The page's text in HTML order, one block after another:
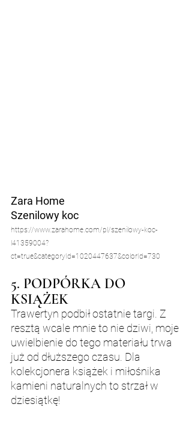
Zara Home
Szenilowy koc
https://www.zarahome.com/pl/szenilowy-koc-
l41359004?
ct=true&categoryId=1020447637&colorId=730
5. PODPÓRKA DO
KSIĄŻEK
Trawertyn podbił ostatnie targi. Z
resztą wcale mnie to nie dziwi, moje
uwielbienie do tego materiału trwa
już od dłuższego czasu. Dla
kolekcjonera książek i miłośnika
kamieni naturalnych to strzał w
dziesiątkę!